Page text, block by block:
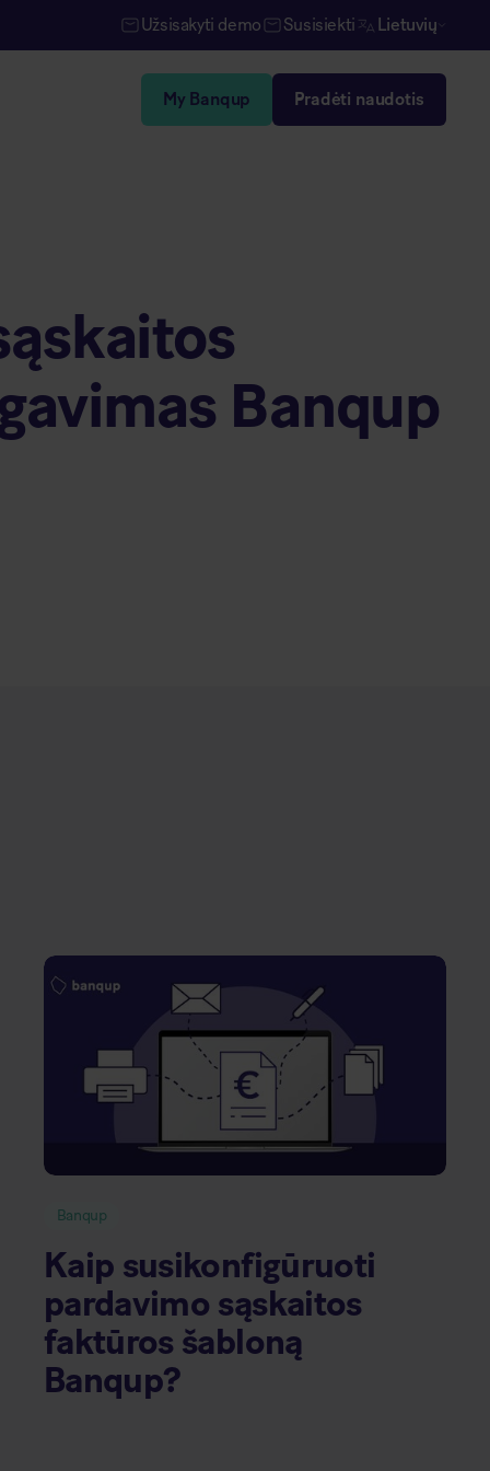
Užsisakyti demo Susisiekti Lietuvių
My Banqup Pradėti naudotis
Banqup
Banqup
Kaip susikonfigūruoti
pardavimo sąskaitos
faktūros šabloną
Banqup?